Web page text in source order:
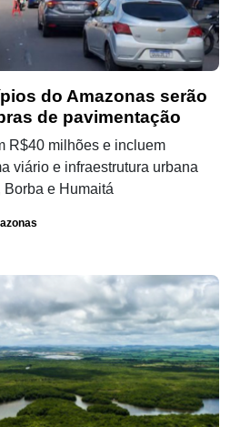
do Amazonas serão
de pavimentação
R$40 milhões e incluem
viário e infraestrutura urbana
e Humaitá